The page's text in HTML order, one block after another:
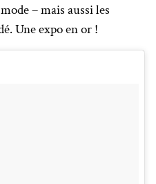
– mais aussi les
Une expo en or !